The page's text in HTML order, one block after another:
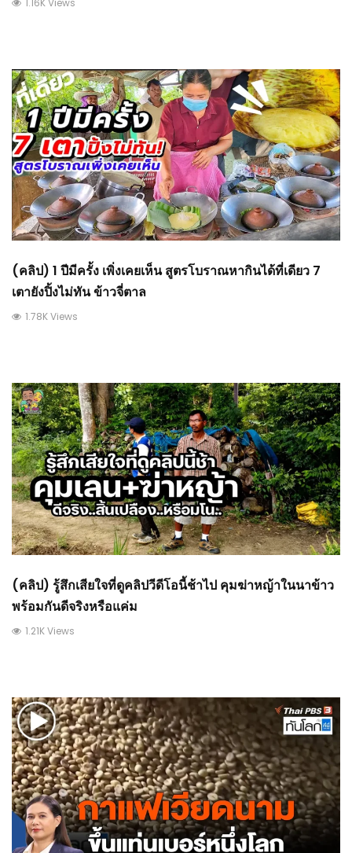
(คลิป) 1 ปีมีครั้ง เพิ่งเคยเห็น สูตรโบราณหากินได้ที่เดียว 7
เตายังปิ้งไม่ทัน ข้าวจี่ตาล
1.78K Views
(คลิป) รู้สึกเสียใจที่ดูคลิปวีดีโอนี้ช้าไป คุมฆ่าหญ้าในนาข้าว
พร้อมกันดีจริงหรือแค่ม
1.21K Views